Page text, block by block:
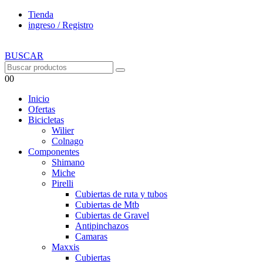
Tienda
ingreso / Registro
BUSCAR
00
Inicio
Ofertas
Bicicletas
Wilier
Colnago
Componentes
Shimano
Miche
Pirelli
Cubiertas de ruta y tubos
Cubiertas de Mtb
Cubiertas de Gravel
Antipinchazos
Camaras
Maxxis
Cubiertas